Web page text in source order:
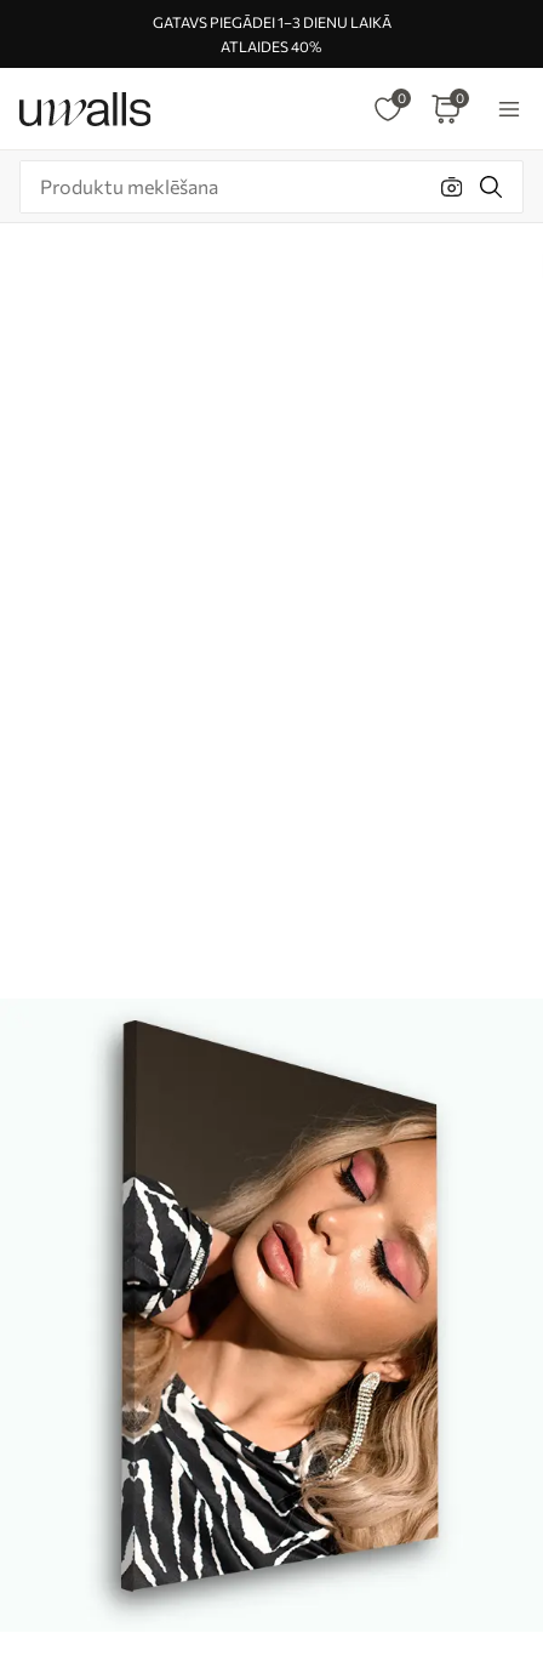
GATAVS PIEGĀDEI 1–3 DIENU LAIKĀ
ATLAIDES 40%
0 0